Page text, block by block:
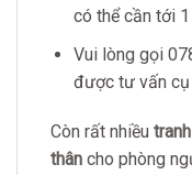
có thể cần tới 1
Vui lòng gọi
được tư vấn cụ
Còn rất nhiều
thân cho phòng